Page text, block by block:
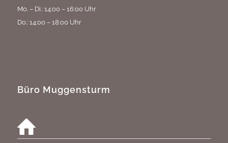
Mo. – Di.: 14:00 – 16:00 Uhr
Do.: 14:00 – 18:00 Uhr
Büro Muggensturm